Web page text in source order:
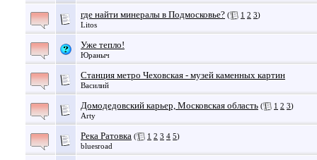
где найти минералы в Подмосковье? ( 1 2 3)
Litos
Уже тепло!
Юраныч
Станция метро Чеховская - музей каменных картин
Василий
Домодедовский карьер, Московская область ( 1 2 3)
Arty
Река Ратовка ( 1 2 3 4 5)
bluesroad